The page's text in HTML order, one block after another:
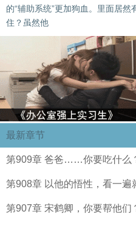
的“辅助系统”更加狗血。里面居然
住？虽然他
最新章节
第909章 爸爸……你要吃什么
第908章 以他的悟性，看一遍
第907章 宋鹤卿，你要帮他们